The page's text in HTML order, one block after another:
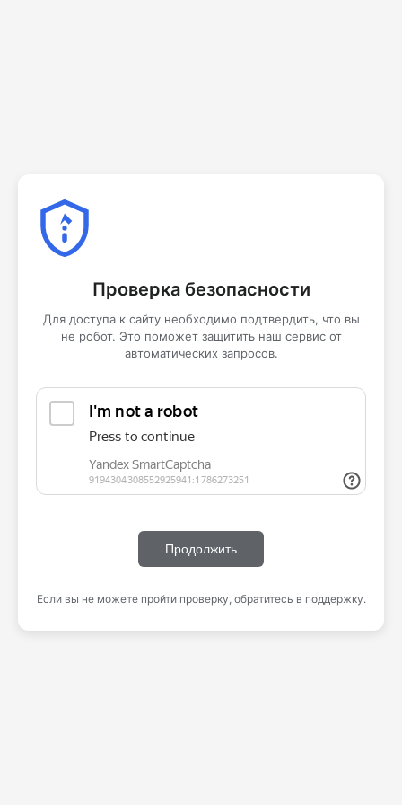
Проверка безопасности
Для доступа к сайту необходимо подтвердить, что вы
не робот. Это поможет защитить наш сервис от
автоматических запросов.
Продолжить
Если вы не можете пройти проверку, обратитесь в поддержку.